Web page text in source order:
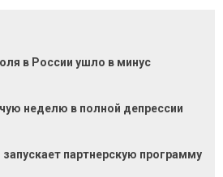
в России ушло в минус
неделю в полной депрессии
партнерскую программу